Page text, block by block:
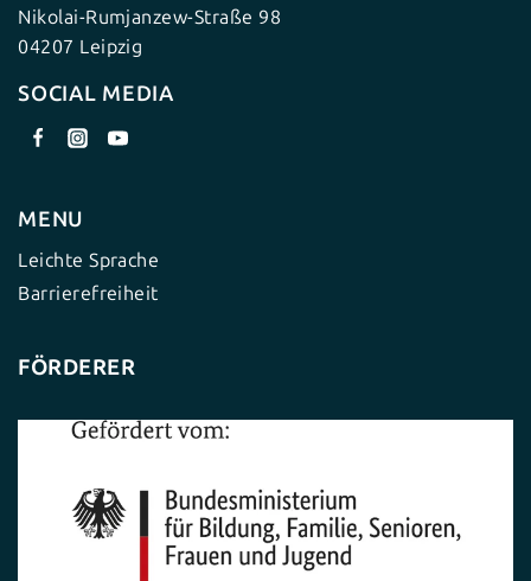
Nikolai-Rumjanzew-Straße 98
04207 Leipzig
SOCIAL MEDIA
MENU
Leichte Sprache
Barrierefreiheit
FÖRDERER